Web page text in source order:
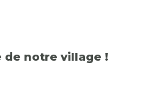
de notre village !